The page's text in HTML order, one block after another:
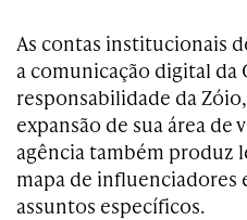
As contas institucionais
a comunicação digital da
responsabilidade da
expansão de sua área de
agência também produz
mapa de influenciadores
assuntos específicos.